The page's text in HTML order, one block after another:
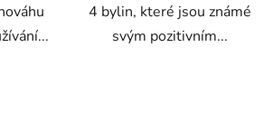
4 bylin, které jsou známé
svým pozitivním...